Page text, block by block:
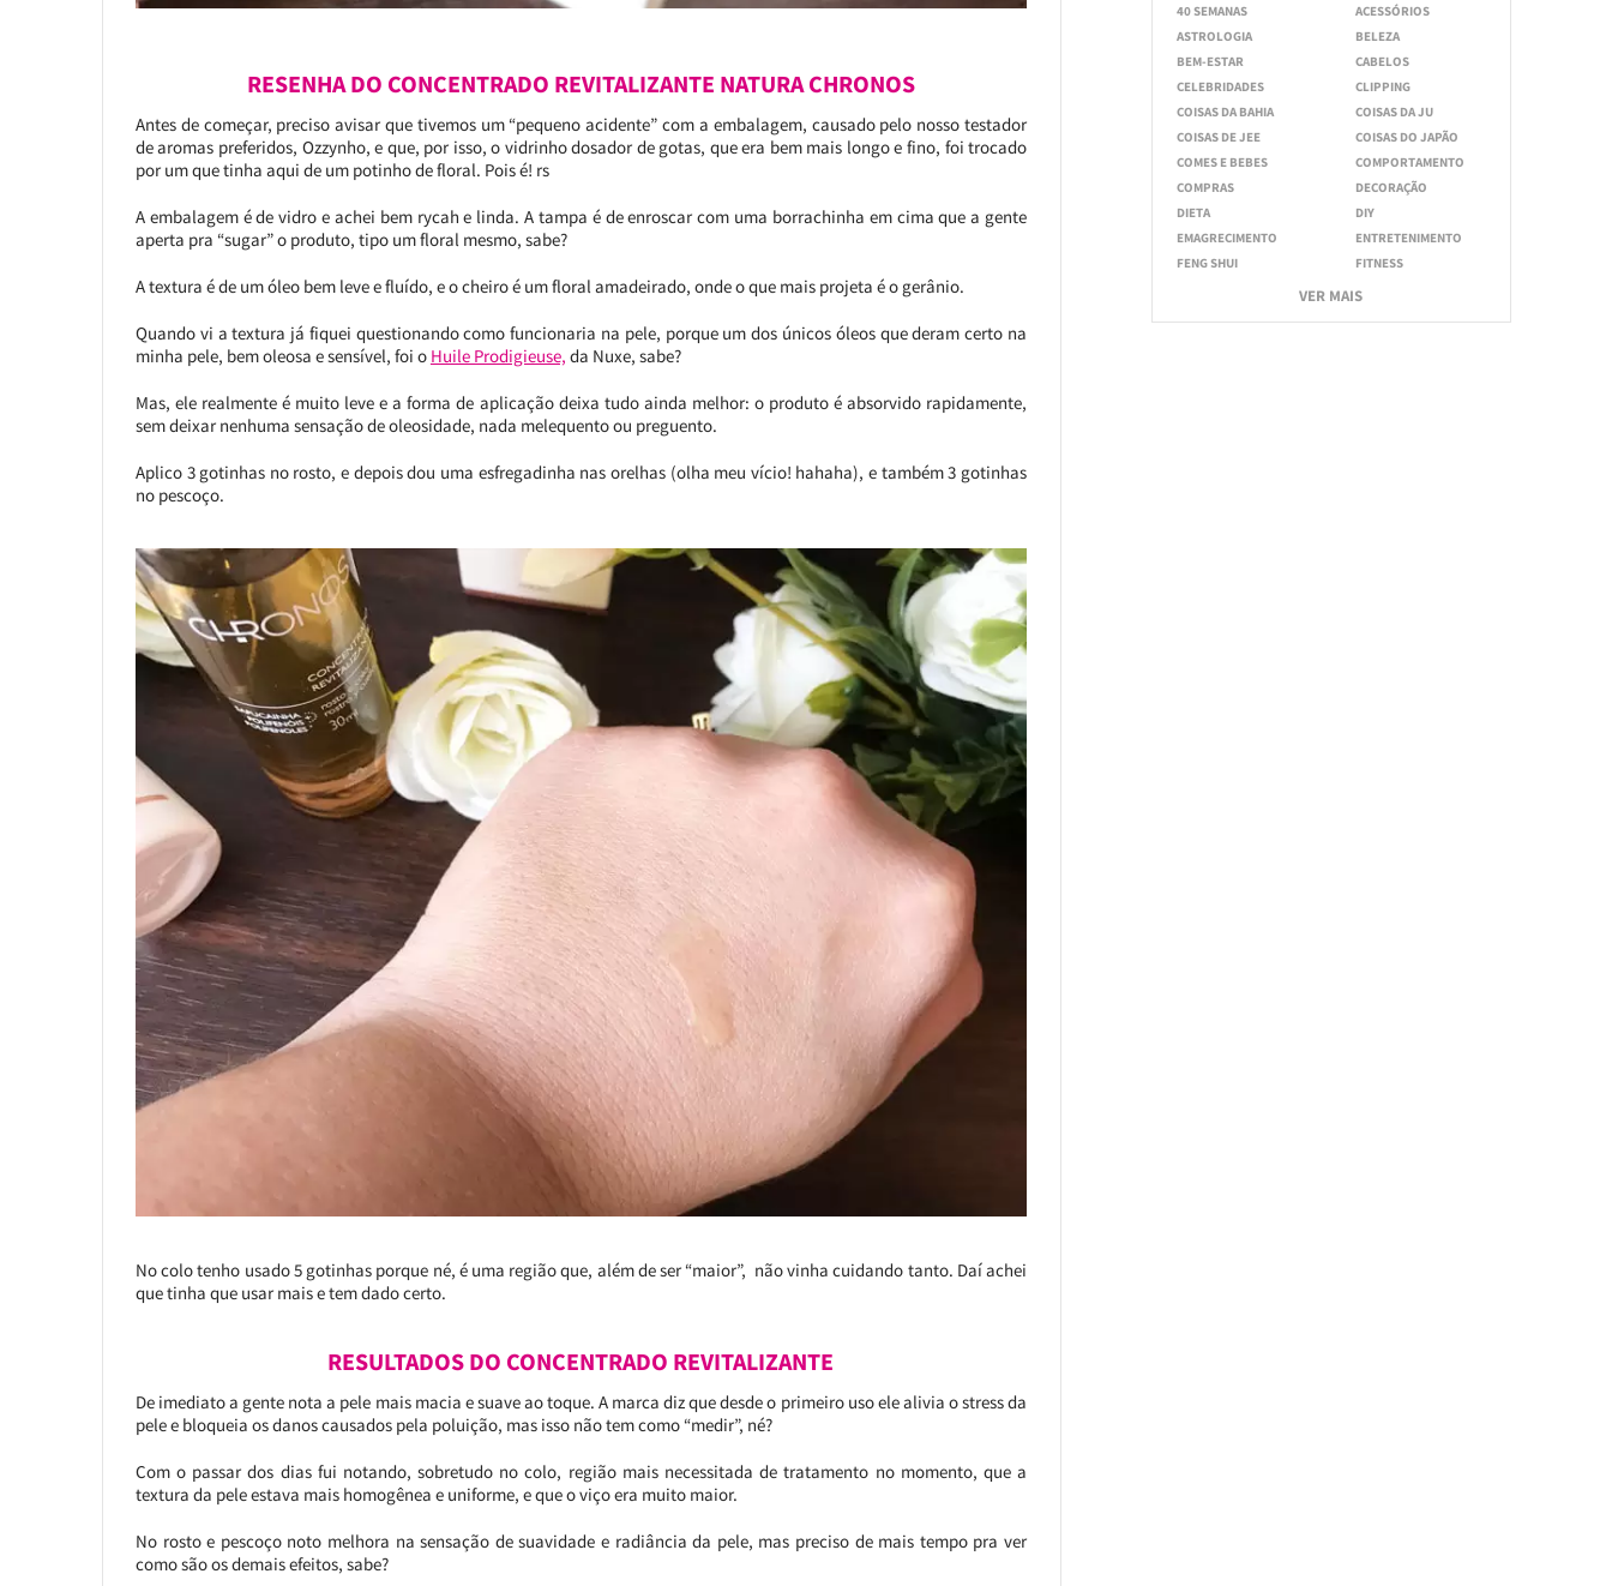
RESENHA DO CONCENTRADO REVITALIZANTE NATURA CHRONOS
Antes de começar, preciso avisar que tivemos um “pequeno acidente” com a embalagem, causado pelo nosso testador
de aromas preferidos, Ozzynho, e que, por isso, o vidrinho dosador de gotas, que era bem mais longo e fino, foi trocado
por um que tinha aqui de um potinho de floral. Pois é! rs
A embalagem é de vidro e achei bem rycah e linda. A tampa é de enroscar com uma borrachinha em cima que a gente
aperta pra “sugar” o produto, tipo um floral mesmo, sabe?
A textura é de um óleo bem leve e fluído, e o cheiro é um floral amadeirado, onde o que mais projeta é o gerânio.
Quando vi a textura já fiquei questionando como funcionaria na pele, porque um dos únicos óleos que deram certo na
minha pele, bem oleosa e sensível, foi o Huile Prodigieuse, da Nuxe, sabe?
Mas, ele realmente é muito leve e a forma de aplicação deixa tudo ainda melhor: o produto é absorvido rapidamente,
sem deixar nenhuma sensação de oleosidade, nada melequento ou preguento.
Aplico 3 gotinhas no rosto, e depois dou uma esfregadinha nas orelhas (olha meu vício! hahaha), e também 3 gotinhas
no pescoço.
No colo tenho usado 5 gotinhas porque né, é uma região que, além de ser “maior”, não vinha cuidando tanto. Daí achei
que tinha que usar mais e tem dado certo.
RESULTADOS DO CONCENTRADO REVITALIZANTE
De imediato a gente nota a pele mais macia e suave ao toque. A marca diz que desde o primeiro uso ele alivia o stress da
pele e bloqueia os danos causados pela poluição, mas isso não tem como “medir”, né?
Com o passar dos dias fui notando, sobretudo no colo, região mais necessitada de tratamento no momento, que a
textura da pele estava mais homogênea e uniforme, e que o viço era muito maior.
No rosto e pescoço noto melhora na sensação de suavidade e radiância da pele, mas preciso de mais tempo pra ver
como são os demais efeitos, sabe?
40 SEMANAS
ACESSÓRIOS
ASTROLOGIA
BELEZA
BEM-ESTAR
CABELOS
CELEBRIDADES
CLIPPING
COISAS DA BAHIA
COISAS DA JU
COISAS DE JEE
COISAS DO JAPÃO
COMES E BEBES
COMPORTAMENTO
COMPRAS
DECORAÇÃO
DIETA
DIY
EMAGRECIMENTO
ENTRETENIMENTO
FENG SHUI
FITNESS
VER MAIS